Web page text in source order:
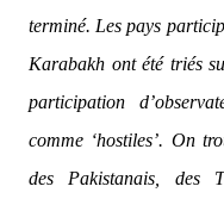
terminé. Les pays
Karabakh ont été triés
participation
comme ‘hostiles’. On
des Pakistanais, des